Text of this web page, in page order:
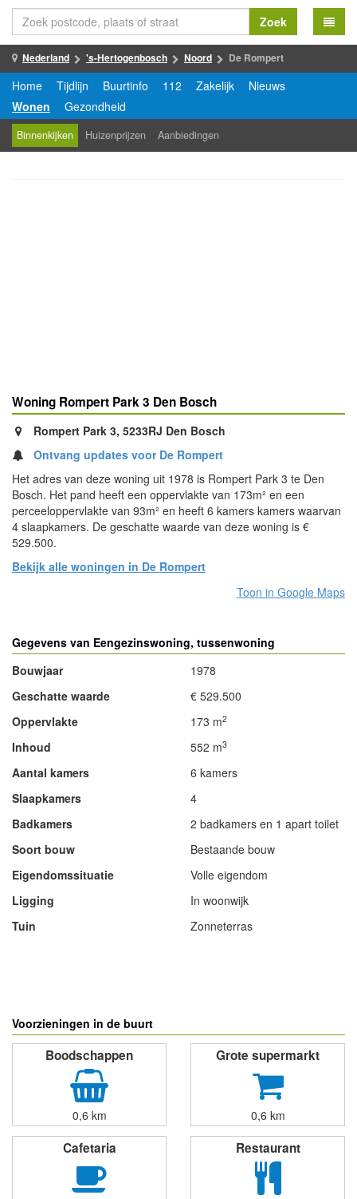
Zoek
Nederland 's-Hertogenbosch Noord De Rompert
Home Tijdlijn Buurtinfo 112 Zakelijk
Nieuws
Wonen
Gezondheid
Binnenkijken Huizenprijzen Aanbiedingen
Woning Rompert Park 3 Den Bosch
Rompert Park 3, 5233RJ Den Bosch
Ontvang updates voor De Rompert
Het adres van deze woning uit 1978 is Rompert Park 3 te Den
Bosch. Het pand heeft een oppervlakte van 173m² en een
perceeloppervlakte van 93m² en heeft 6 kamers kamers waarvan
4 slaapkamers. De geschatte waarde van deze woning is €
529.500.
Bekijk alle woningen in De Rompert
Toon in Google Maps
Gegevens van Eengezinswoning, tussenwoning
Bouwjaar
1978
Geschatte waarde
€ 529.500
Oppervlakte
173 m2
Inhoud 552 m3
Aantal kamers
6 kamers
Slaapkamers
4
Badkamers
2 badkamers en 1 apart toilet
Soort bouw
Bestaande bouw
Eigendomssituatie
Volle eigendom
Ligging
In woonwijk
Tuin
Zonneterras
Voorzieningen in de buurt
Boodschappen
0,6 km
Grote supermarkt
0,6 km
Cafetaria Restaurant